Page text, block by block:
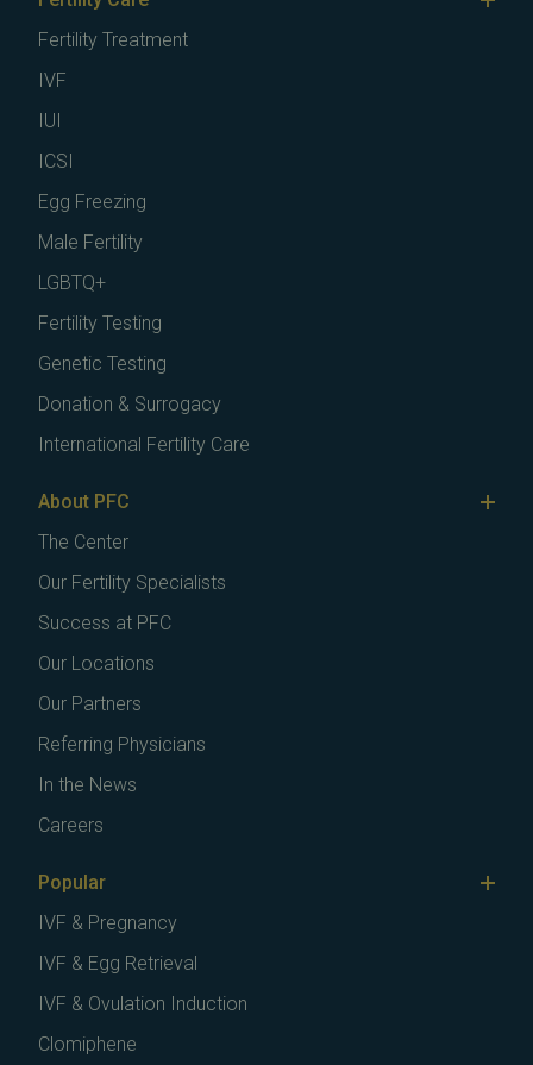
Fertility Treatment
IVF
IUI
ICSI
Egg Freezing
Male Fertility
LGBTQ+
Fertility Testing
Genetic Testing
Donation & Surrogacy
International Fertility Care
About PFC
The Center
Our Fertility Specialists
Success at PFC
Our Locations
Our Partners
Referring Physicians
In the News
Careers
Popular
IVF & Pregnancy
IVF & Egg Retrieval
IVF & Ovulation Induction
Clomiphene